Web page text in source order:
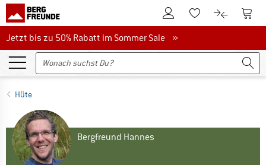
Zum KundenkontoZum Merkzettel.
Zum Zum
Jetzt bis zu 50% Rabatt im Sommer Sale
Jetzt bis zu 50% Rabatt im Sommer Sale »
Hüte
Bergfreund Hannes